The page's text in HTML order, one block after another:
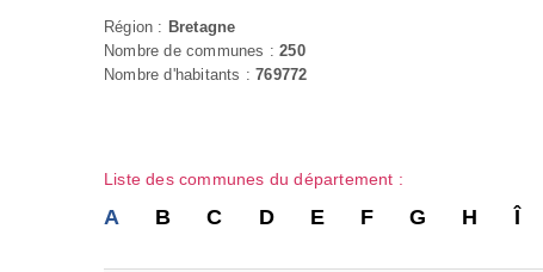
Région : Bretagne
Nombre de communes :250
Nombre d'habitants :769772
Liste des communes du département :
A B C D E F G H Î